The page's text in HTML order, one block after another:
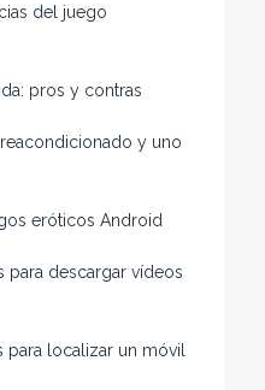
del juego
pros y contras
y uno
eróticos Android
para descargar vídeos